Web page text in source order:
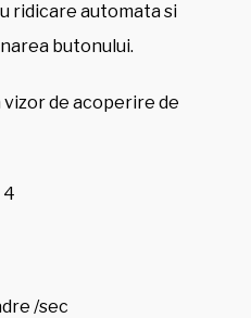
ridicare automata si
butonului.
vizor de acoperire de
4
/sec